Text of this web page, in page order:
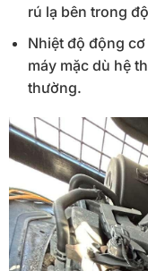
rú lạ bên trong
Nhiệt độ động
máy mặc dù hệ
thường.